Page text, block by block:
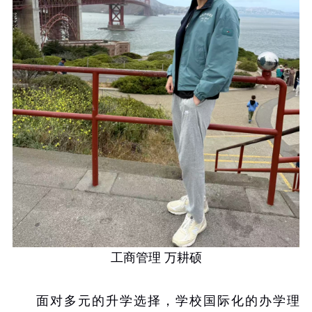
工商管理 万耕硕
面对多元的升学选择，学校国际化的办学理